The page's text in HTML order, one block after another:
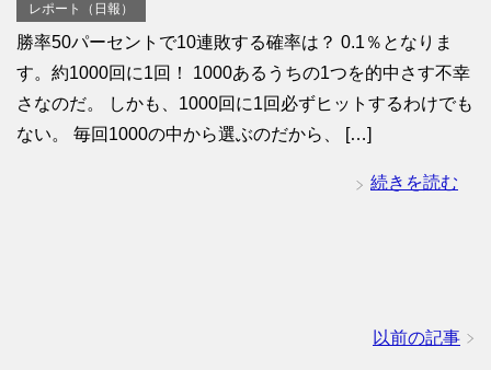
レポート（日報）
勝率50パーセントで10連敗する確率は？ 0.1％となりま
す。約1000回に1回！ 1000あるうちの1つを的中さす不幸
さなのだ。 しかも、1000回に1回必ずヒットするわけでも
ない。 毎回1000の中から選ぶのだから、 […]
続きを読む
以前の記事